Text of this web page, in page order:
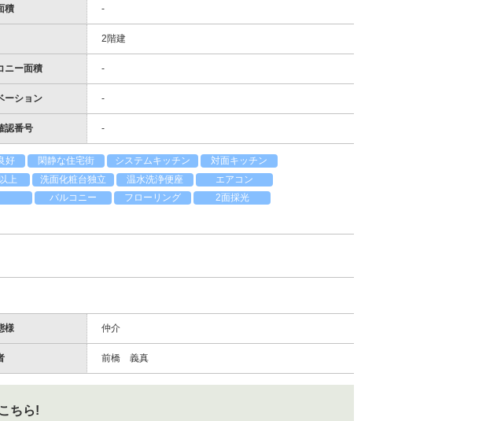
積 -
2階建
ニー面積 -
ーション -
認番号 -
好 閑静な住宅街 システムキッチン
対面キッチン
上 洗面化粧台独立 温水洗浄便座
エアコン
バルコニー フローリング
2面採光
様 仲介
前橋 義真
ちら!